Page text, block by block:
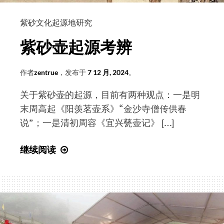
紫砂文化起源地研究
紫砂壶起源考辨
作者zentrue ，发布于7 12 月, 2024。
关于紫砂壶的起源，目前有两种观点：一是明
末周高起《阳羡茗壶系》“金沙寺僧传供春
说”；一是清初周容《宜兴甆壶记》 […]
继续阅读
壶
起
考